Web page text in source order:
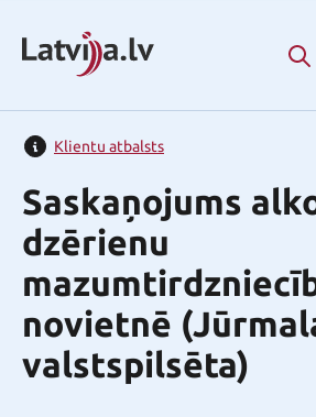
Klientu atbalsts
Saskaņojums
dzērienu
novietnē
valstspilsēta)